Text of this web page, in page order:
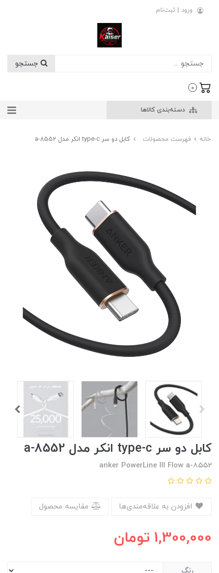
ورود | ثبت‌نام
0
دسته‌بندی کالاها
خانه فهرست محصولات کابل دو سر type-c انکر مدل a-8552
کابل دو سر type-c انکر مدل a-8552
anker PowerLine III Flow a-8552
مقایسه محصول
1,300,000 تومان
رنگ